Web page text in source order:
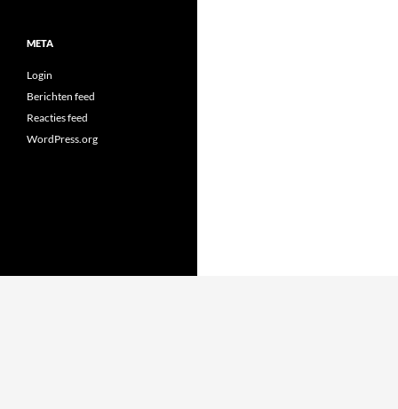
META
Login
Berichten feed
Reacties feed
WordPress.org